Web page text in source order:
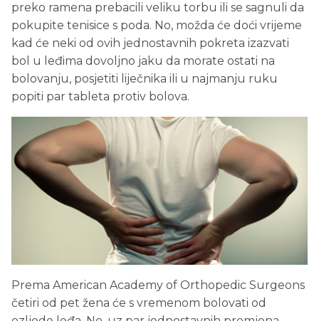
preko ramena prebacili veliku torbu ili se sagnuli da
pokupite tenisice s poda. No, možda će doći vrijeme
kad će neki od ovih jednostavnih pokreta izazvati
bol u leđima dovoljno jaku da morate ostati na
bolovanju, posjetiti liječnika ili u najmanju ruku
popiti par tableta protiv bolova.
Prema American Academy of Orthopedic Surgeons
četiri od pet žena će s vremenom bolovati od